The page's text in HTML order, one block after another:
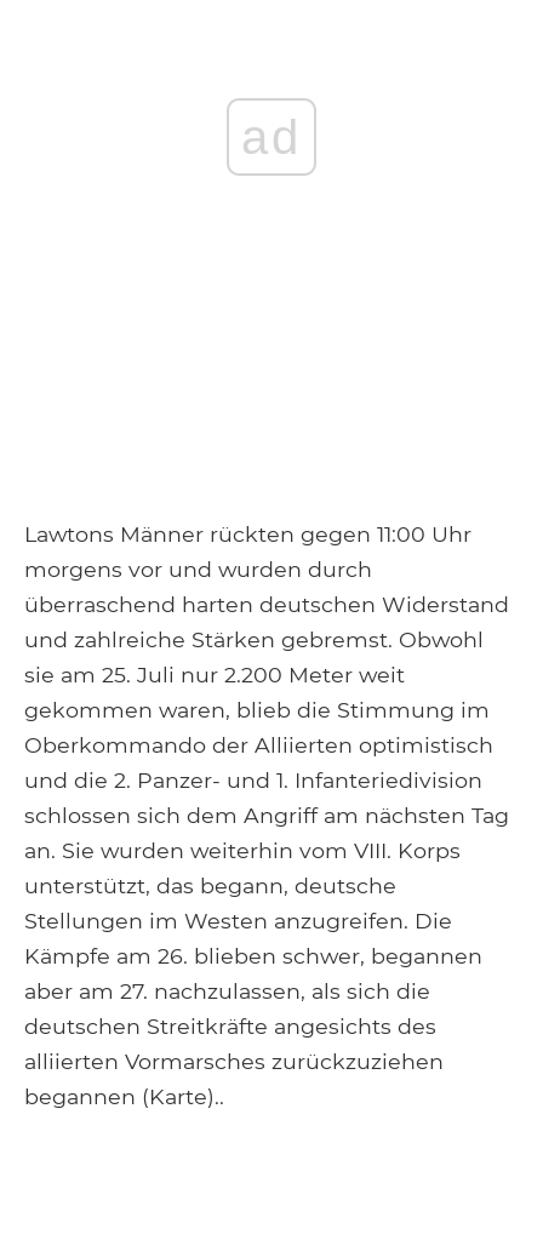
ad
Lawtons Männer rückten gegen 11:00 Uhr
morgens vor und wurden durch
überraschend harten deutschen Widerstand
und zahlreiche Stärken gebremst. Obwohl
sie am 25. Juli nur 2.200 Meter weit
gekommen waren, blieb die Stimmung im
Oberkommando der Alliierten optimistisch
und die 2. Panzer- und 1. Infanteriedivision
schlossen sich dem Angriff am nächsten Tag
an. Sie wurden weiterhin vom VIII. Korps
unterstützt, das begann, deutsche
Stellungen im Westen anzugreifen. Die
Kämpfe am 26. blieben schwer, begannen
aber am 27. nachzulassen, als sich die
deutschen Streitkräfte angesichts des
alliierten Vormarsches zurückzuziehen
begannen (Karte)..